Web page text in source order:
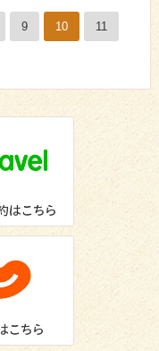
9 10 11